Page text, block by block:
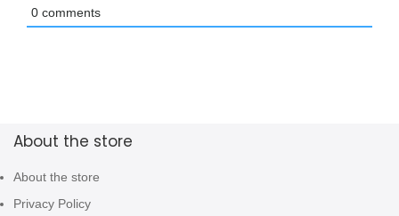
0 comments
About the store
About the store
Privacy Policy